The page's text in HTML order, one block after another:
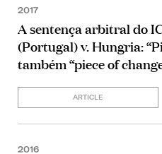
2017
A sentença arbitral do
(Portugal) v. Hungria:
também “piece of
ARTICLE
2016